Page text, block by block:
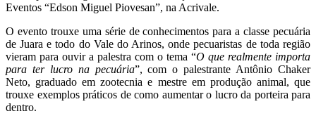
Eventos “Edson Miguel Piovesan”, na Acrivale.
O evento trouxe uma série de conhecimentos para a classe pecuária
de Juara e todo do Vale do Arinos, onde pecuaristas de toda região
vieram para ouvir a palestra com o tema “O que realmente importa
para ter lucro na pecuária”, com o palestrante Antônio Chaker
Neto, graduado em zootecnia e mestre em produção animal, que
trouxe exemplos práticos de como aumentar o lucro da porteira para
dentro.